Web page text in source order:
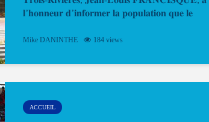
𝐥’𝐡𝐨𝐧𝐧𝐞𝐮𝐫 𝐝’𝐢𝐧𝐟𝐨𝐫𝐦𝐞𝐫 𝐥𝐚 𝐩𝐨𝐩𝐮𝐥𝐚𝐭𝐢𝐨𝐧 𝐪𝐮𝐞 𝐥𝐞
Mike DANINTHE 184 views
ACCUEIL